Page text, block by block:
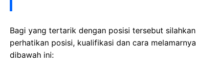
Bagi yang tertarik dengan posisi tersebut silahkan
perhatikan posisi, kualifikasi dan cara melamarnya
dibawah ini: